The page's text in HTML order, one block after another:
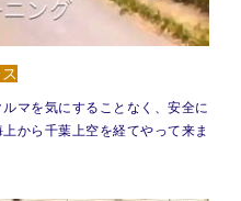
マを気にすることなく、安全に
から千葉上空を経てやって来ま